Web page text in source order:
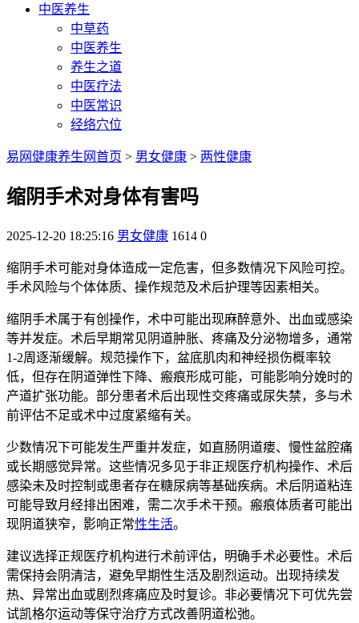
中医养生
中草药
中医养生
养生之道
中医疗法
中医常识
经络穴位
易网健康养生网首页 > 男女健康 > 两性健康
缩阴手术对身体有害吗
2025-12-20 18:25:16 男女健康 1614 0
缩阴手术可能对身体造成一定危害，但多数情况下风险可控。
手术风险与个体体质、操作规范及术后护理等因素相关。
缩阴手术属于有创操作，术中可能出现麻醉意外、出血或感染
等并发症。术后早期常见阴道肿胀、疼痛及分泌物增多，通常
1-2周逐渐缓解。规范操作下，盆底肌肉和神经损伤概率较
低，但存在阴道弹性下降、瘢痕形成可能，可能影响分娩时的
产道扩张功能。部分患者术后出现性交疼痛或尿失禁，多与术
前评估不足或术中过度紧缩有关。
少数情况下可能发生严重并发症，如直肠阴道瘘、慢性盆腔痛
或长期感觉异常。这些情况多见于非正规医疗机构操作、术后
感染未及时控制或患者存在糖尿病等基础疾病。术后阴道粘连
可能导致月经排出困难，需二次手术干预。瘢痕体质者可能出
现阴道狭窄，影响正常性生活。
建议选择正规医疗机构进行术前评估，明确手术必要性。术后
需保持会阴清洁，避免早期性生活及剧烈运动。出现持续发
热、异常出血或剧烈疼痛应及时复诊。非必要情况下可优先尝
试凯格尔运动等保守治疗方式改善阴道松弛。